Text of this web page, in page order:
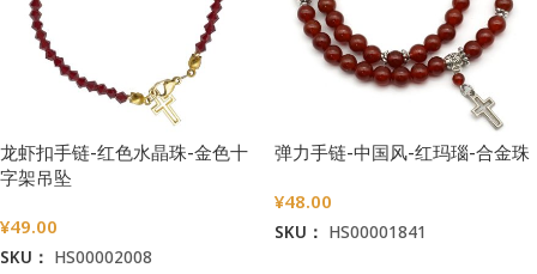
龙虾扣手链-红色水晶珠-金色十
字架吊坠
¥49.00
SKU： HS00002008
弹力手链-中国风-红玛瑙-合金珠
¥48.00
SKU： HS00001841